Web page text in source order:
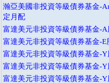
瀚亞美國非投資等級債券基金-
定月配
富達美元非投資等級債券基金-
富達美元非投資等級債券基金-
富達美元非投資等級債券基金-Y
富達美元非投資等級債券基金-
富達美元非投資等級債券基金-